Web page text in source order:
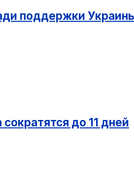
поддержки
до 11 дней